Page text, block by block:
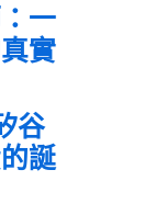
一
實
谷
誕